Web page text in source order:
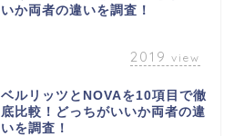
いか両者の違いを調査！
2019 view
ベルリッツとNOVAを10項目で徹
底比較！どっちがいいか両者の違
いを調査！